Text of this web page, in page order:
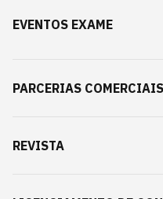
EVENTOS EXAME
PARCERIAS COMERCIAIS
REVISTA